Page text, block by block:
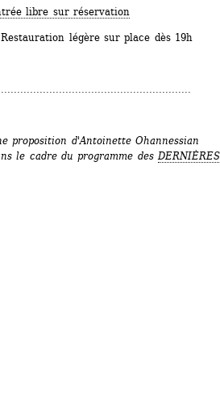
libre sur réservation
légère sur place dès 19h
proposition d'Antoinette Ohannessian
le cadre du programme des